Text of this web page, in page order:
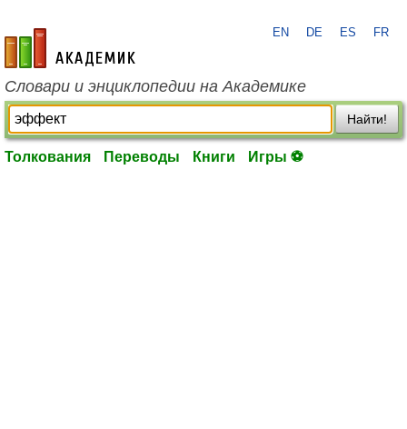
academic.ru
EN DE ES FR
Словари и энциклопедии на Академике
Найти!
Толкования Переводы Книги Игры ⚽